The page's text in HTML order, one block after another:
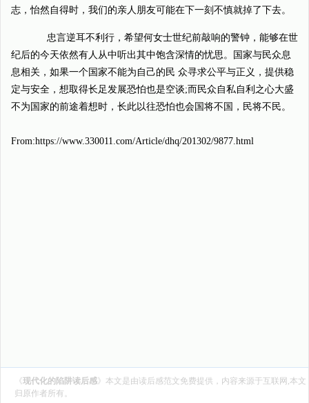
志，怡然自得时，我们的亲人朋友可能在下一刻不慎就掉了下去。
忠言逆耳不利行，希望何女士世纪前敲响的警钟，能够在世
纪后的今天依然有人从中听出其中饱含深情的忧思。国家与民众息
息相关，如果一个国家不能为自己的民 众寻求公平与正义，提供稳
定与安全，想取得长足发展恐怕也是空谈;而民众自私自利之心大盛
不为国家的前途着想时，长此以往恐怕也会国将不国，民将不民。
From:https://www.330011.com/Article/dhq/201302/9877.html
《现代化的陷阱读后感》本文是由读后感范文免费提供，内容来源于互联网,本文
归原作者所有。